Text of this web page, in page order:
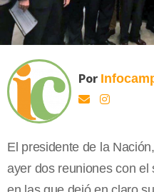
Por
El presidente de la
ayer dos reuniones con el